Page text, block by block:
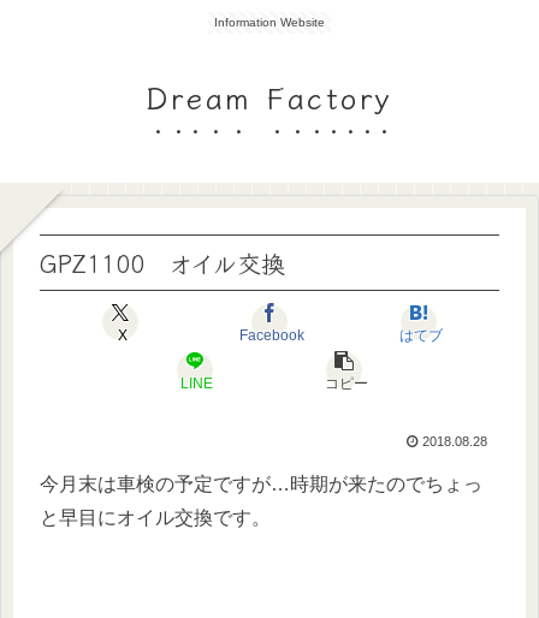
Information Website
Dream Factory
GPZ1100 オイル交換
X Facebook はてブ
LINE コピー
2018.08.28
今月末は車検の予定ですが…時期が来たのでちょっ
と早目にオイル交換です。